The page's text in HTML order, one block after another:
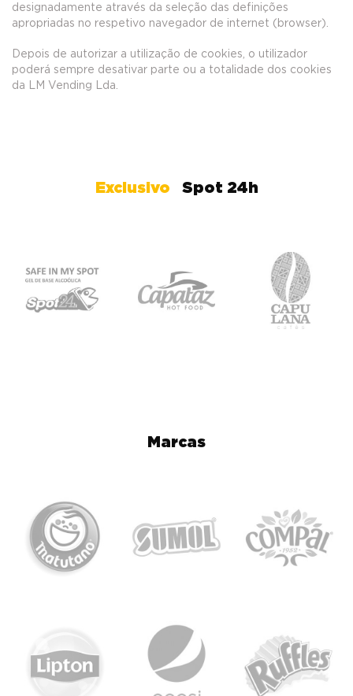
designadamente através da seleção das definições
apropriadas no respetivo navegador de internet (browser).
Depois de autorizar a utilização de cookies, o utilizador
poderá sempre desativar parte ou a totalidade dos cookies
da LM Vending Lda.
Exclusivo Spot 24h
Marcas